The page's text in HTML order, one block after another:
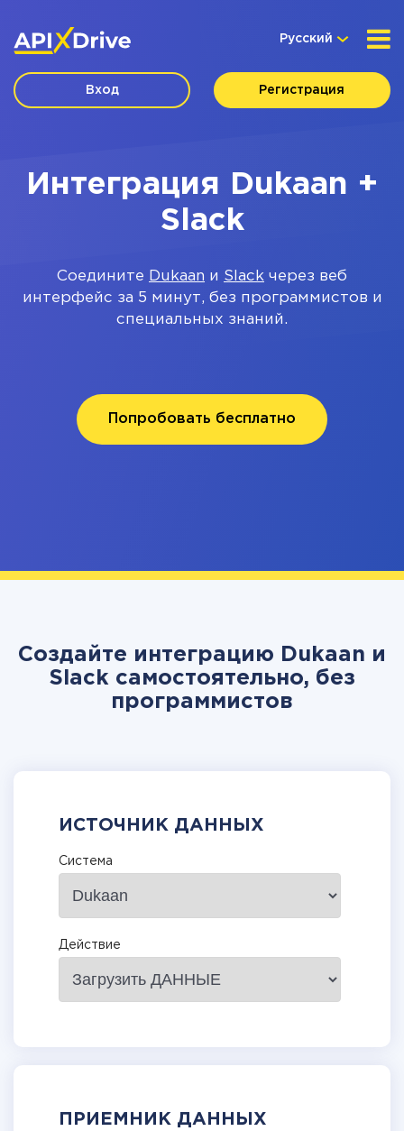
Русский
Вход Регистрация
Интеграция Dukaan +
Slack
Соедините Dukaan и Slack через веб
интерфейс за 5 минут, без программистов и
специальных знаний.
Попробовать бесплатно
Создайте интеграцию Dukaan и
Slack самостоятельно, без
программистов
ИСТОЧНИК ДАННЫХ
Система
Действие
ПРИЕМНИК ДАННЫХ